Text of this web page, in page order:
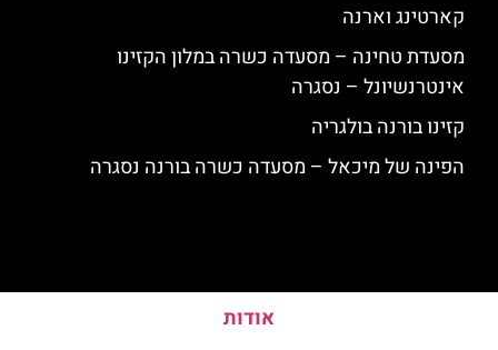
קארטינג וארנה
מסעדת טחינה – מסעדה כשרה במלון הקזינו
אינטרנשיונל – נסגרה
קזינו בורנה בולגריה
הפינה של מיכאל – מסעדה כשרה בורנה נסגרה
אודות